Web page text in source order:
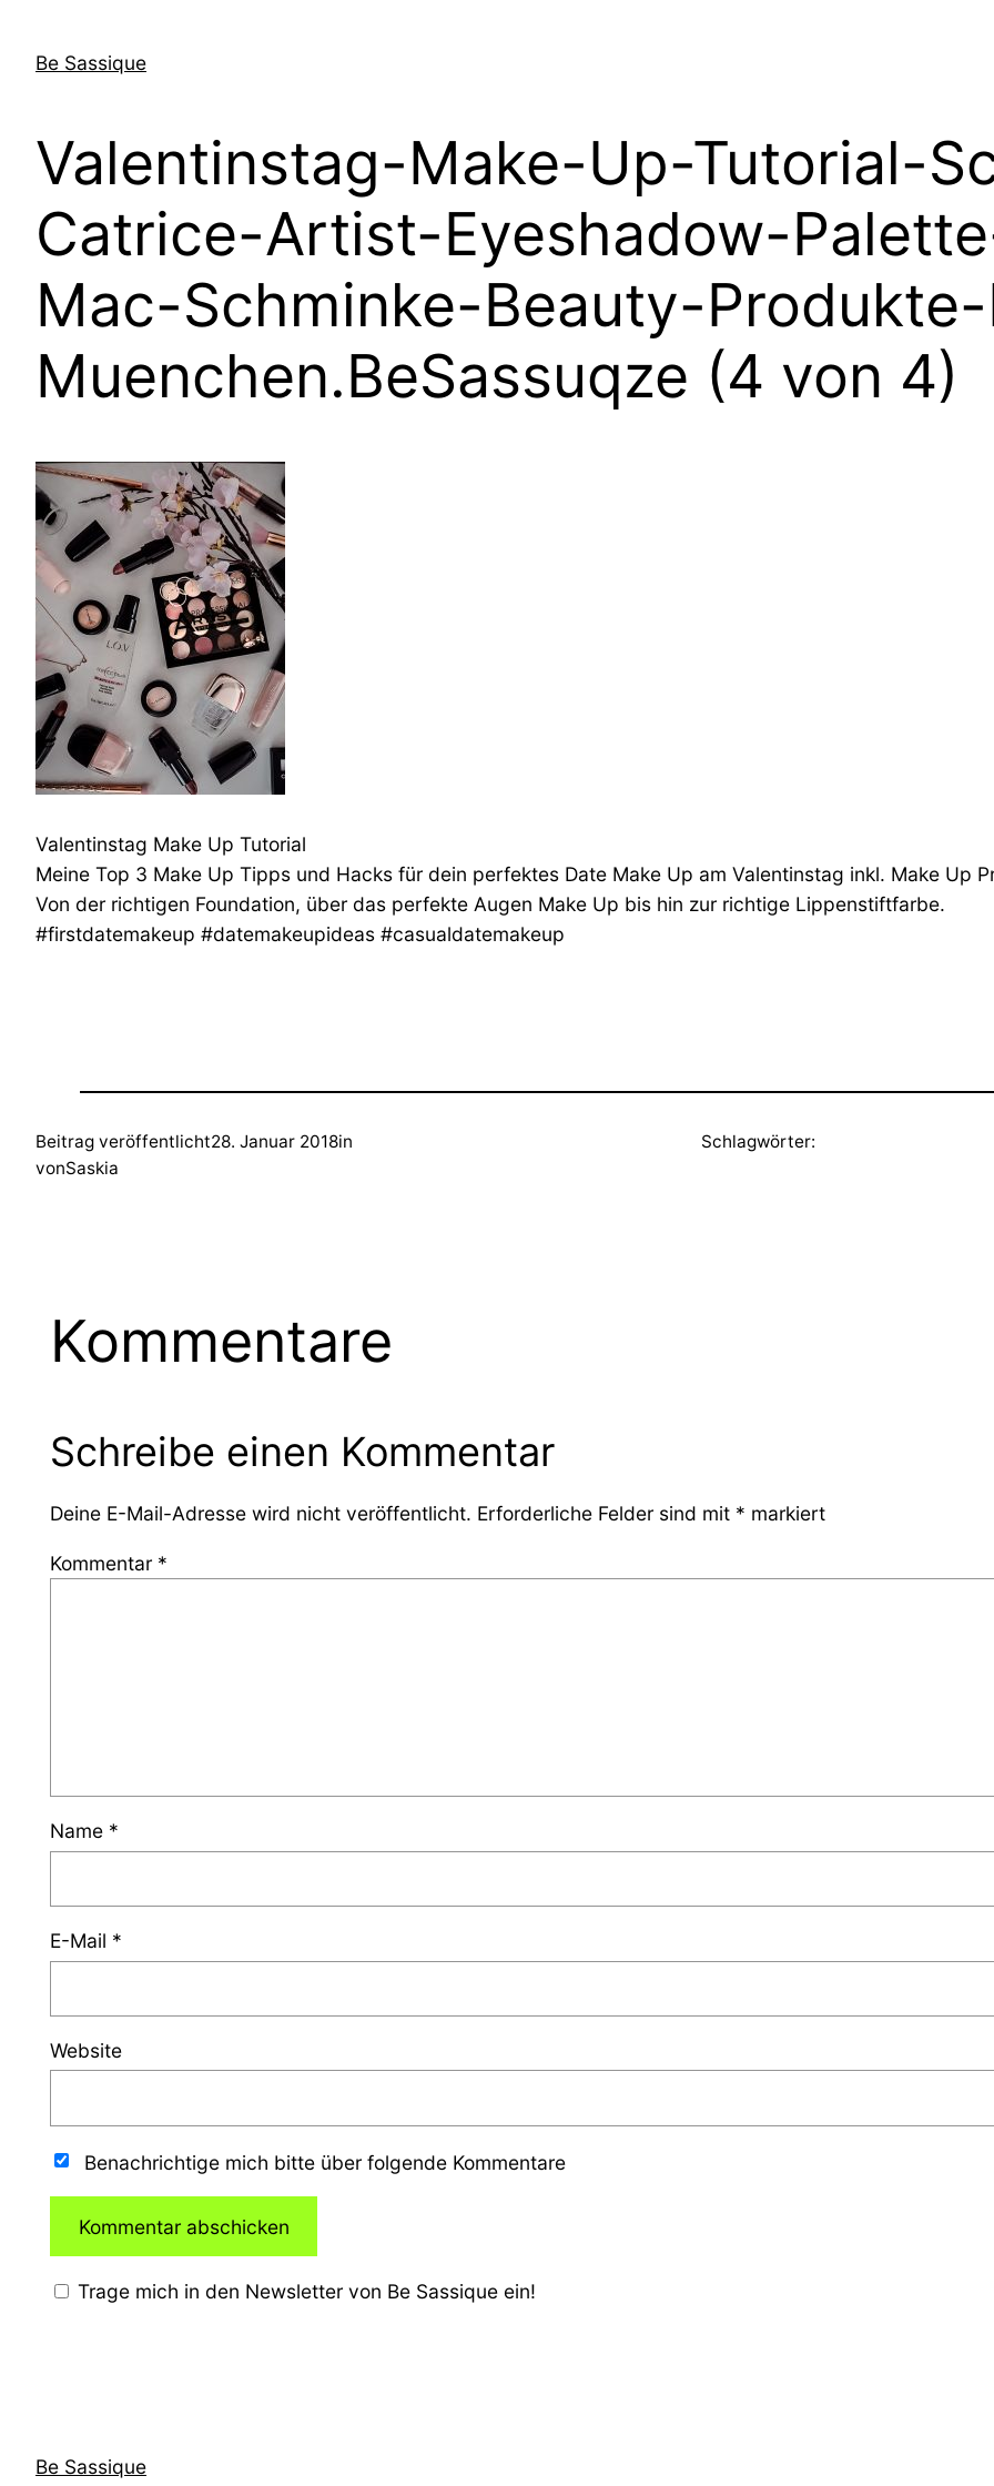
InhaltBe Sassique
Valentinstag-Make-Up-Tutorial-
Catrice-Artist-Eyeshadow-
Mac-Schminke-Beauty-
Muenchen.BeSassuqze (4 von 4)
Valentinstag Make Up Tutorial
Meine Top 3 Make Up Tipps und Hacks für dein perfektes Date Make Up am Valentinstag inkl. Make Up
Von der richtigen Foundation, über das perfekte Augen Make Up bis hin zur richtige Lippenstiftfarbe.
#firstdatemakeup #datemakeupideas #casualdatemakeup
Beitrag veröffentlicht28. Januar 2018in
vonSaskia
Schlagwörter:
Kommentare
Schreibe einen Kommentar
Deine E-Mail-Adresse wird nicht veröffentlicht. Erforderliche Felder sind mit * markiert
Kommentar *
Name *
E-Mail *
Website
Benachrichtige mich bitte über folgende Kommentare
Trage mich in den Newsletter von Be Sassique ein!
Be Sassique